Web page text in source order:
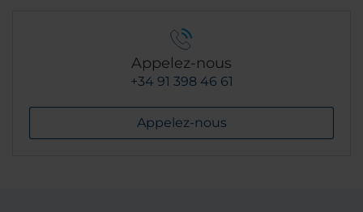
Appelez-nous
+34 91 398 46 61
Appelez-nous